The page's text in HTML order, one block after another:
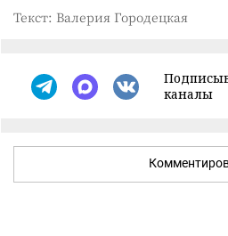
Текст: Валерия Городецкая
каналы